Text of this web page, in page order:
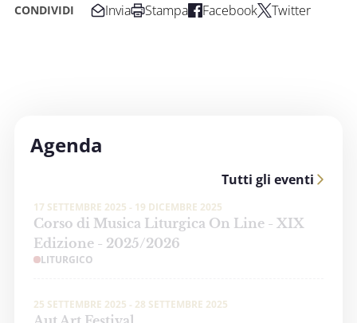
CONDIVIDI Invia Stampa Facebook Twitter
Agenda
Tutti gli eventi
17 SETTEMBRE 2025 - 19 DICEMBRE 2025
Corso di Musica Liturgica On Line - XIX
Edizione - 2025/2026
LITURGICO
25 SETTEMBRE 2025 - 28 SETTEMBRE 2025